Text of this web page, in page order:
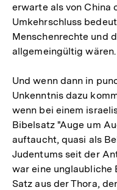
erwarte als von China
Umkehrschluss
Menschenrechte und
allgemeingültig wären.
Und wenn dann in
Unkenntnis dazu
wenn bei einem
Bibelsatz "Auge um
auftaucht, quasi als
Judentums seit der
war eine unglaubliche
Satz aus der Thora,